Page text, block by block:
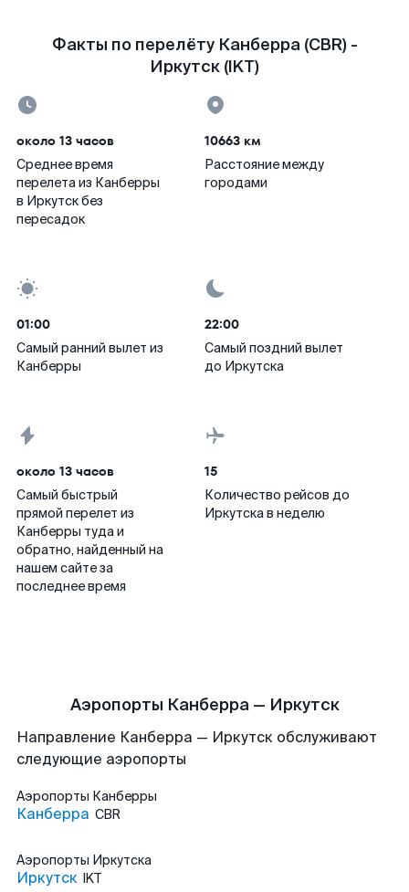
Факты по перелёту Канберра (CBR) -
Иркутск (IKT)
около 13 часов
Среднее время
перелета из Канберры
в Иркутск без
пересадок
10663 км
Расстояние между
городами
01:00
Самый ранний вылет из
Канберры
22:00
Самый поздний вылет
до Иркутска
около 13 часов
Самый быстрый
прямой перелет из
Канберры туда и
обратно, найденный на
нашем сайте за
последнее время
15
Количество рейсов до
Иркутска в неделю
Аэропорты Канберра — Иркутск
Направление Канберра — Иркутск обслуживают
следующие аэропорты
Аэропорты Канберры
Канберра CBR
Аэропорты Иркутска
Иркутск IKT